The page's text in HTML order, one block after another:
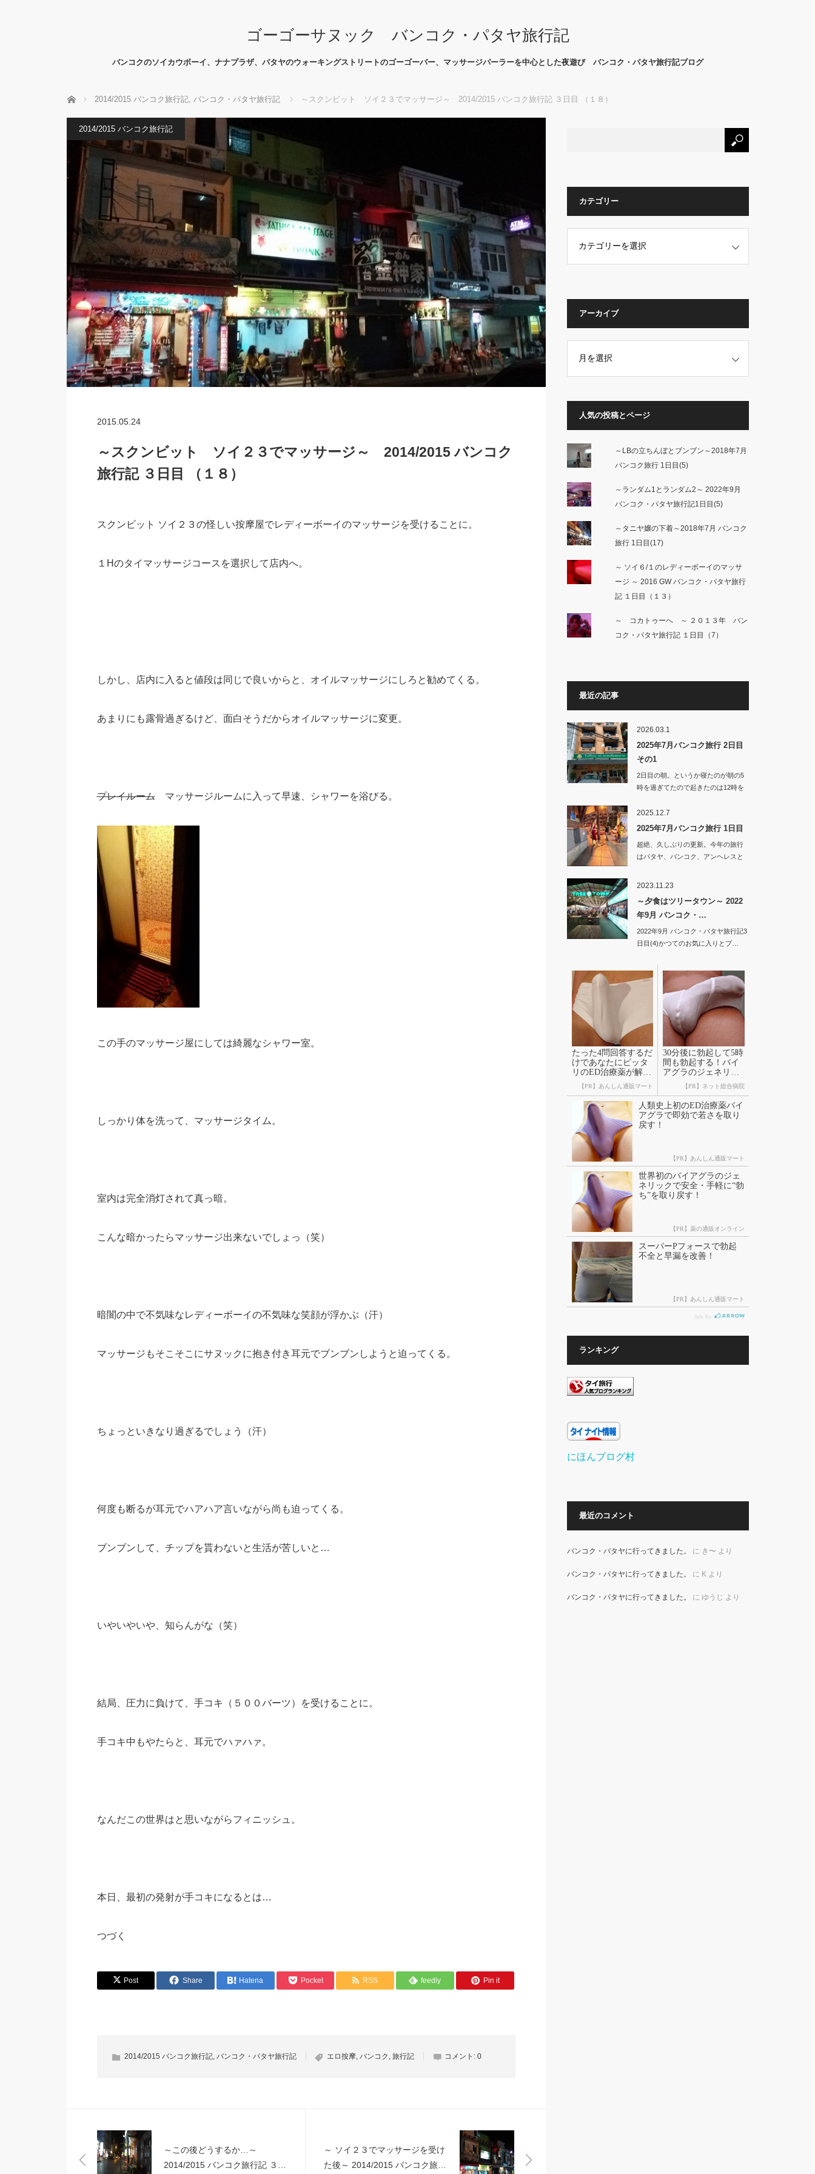
ゴーゴーサヌック バンコク・パタヤ旅行記
バンコクのソイカウボーイ、ナナプラザ、パタヤのウォーキングストリートのゴーゴーバー、マッサージパーラーを中心とした夜遊び バンコク・パタヤ旅行記ブログ
ホーム 2014/2015 バンコク旅行記, バンコク・パタヤ旅行記 ～スクンビット ソイ２３でマッサージ～ 2014/2015 バンコク旅行記 ３日目 （１８）
2014/2015 バンコク旅行記
2015.05.24
～スクンビット ソイ２３でマッサージ～ 2014/2015 バンコク
旅行記 ３日目 （１８）
スクンビット ソイ２３の怪しい按摩屋でレディーボーイのマッサージを受けることに。
１Hのタイマッサージコースを選択して店内へ。
しかし、店内に入ると値段は同じで良いからと、オイルマッサージにしろと勧めてくる。
あまりにも露骨過ぎるけど、面白そうだからオイルマッサージに変更。
プレイルームマッサージルームに入って早速、シャワーを浴びる。
この手のマッサージ屋にしては綺麗なシャワー室。
しっかり体を洗って、マッサージタイム。
室内は完全消灯されて真っ暗。
こんな暗かったらマッサージ出来ないでしょっ（笑）
暗闇の中で不気味なレディーボーイの不気味な笑顔が浮かぶ（汗）
マッサージもそこそこにサヌックに抱き付き耳元でブンブンしようと迫ってくる。
ちょっといきなり過ぎるでしょう（汗）
何度も断るが耳元でハアハア言いながら尚も迫ってくる。
ブンブンして、チップを貰わないと生活が苦しいと…
いやいやいや、知らんがな（笑）
結局、圧力に負けて、手コキ（５００バーツ）を受けることに。
手コキ中もやたらと、耳元でハァハァ。
なんだこの世界はと思いながらフィニッシュ。
本日、最初の発射が手コキになるとは…
つづく
Post Share Hatena Pocket RSS feedly Pin it
2014/2015 バンコク旅行記, バンコク・パタヤ旅行記 エロ按摩, バンコク , 旅行記 コメント: 0
～この後どうするか…～
2014/2015 バンコク旅行記 ３日
～ ソイ２３でマッサージを受け
た後～ 2014/2015 バンコク旅行
カテゴリー
アーカイブ
人気の投稿とページ
～LBの立ちんぼとブンブン～2018年7月
バンコク旅行 1日目(5)
～ランダム1とランダム2～ 2022年9月
バンコク・パタヤ旅行記1日目(5)
～タニヤ嬢の下着～2018年7月 バンコク
旅行 1日目(17)
～ ソイ６/１のレディーボーイのマッサ
ージ ～ 2016 GW バンコク・パタヤ旅行
記 １日目（１３）
～ コカトゥーへ ～ ２０１３年 バン
コク・パタヤ旅行記 １日目（7）
最近の記事
2026.03.1
2025年7月バンコク旅行 2日目
その1
2日目の朝。というか寝たのが朝の5
時を過ぎてたので起きたのは12時を
2025.12.7
2025年7月バンコク旅行 1日目
超絶、久しぶりの更新。今年の旅行
はパタヤ、バンコク、アンヘレスと
2023.11.23
～夕食はツリータウン～ 2022
年9月 バンコク・…
2022年9月 バンコク・パタヤ旅行記3
日目(4)かつてのお気に入りとブ…
ランキング
にほんブログ村
最近のコメント
バンコク・パタヤに行ってきました。 に き〜 より
バンコク・パタヤに行ってきました。 に Kより
バンコク・パタヤに行ってきました。 に ゆうじ より